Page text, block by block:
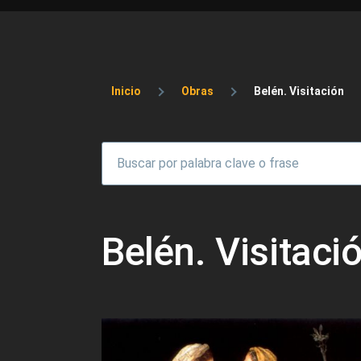
Sobrescribir enlaces
Inicio Obras Belén. Visitación
Belén.